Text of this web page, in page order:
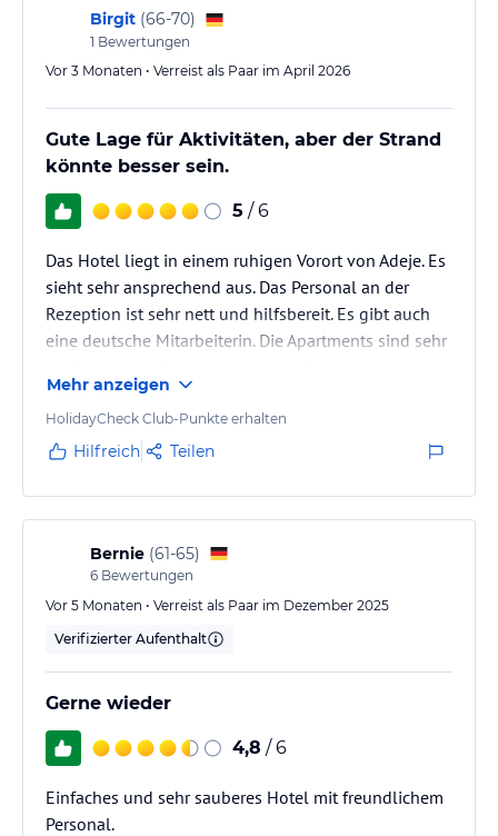
Kaffee ist allerdings nur an der Bar gegen Aufpreis
erhältlich.
Birgit (66-70)
1 Bewertungen
Vor 3 Monaten • Verreist als Paar im April 2026
Gute Lage für Aktivitäten, aber der Strand
könnte besser sein.
5 / 6
Das Hotel liegt in einem ruhigen Vorort von Adeje. Es
sieht sehr ansprechend aus. Das Personal an der
Rezeption ist sehr nett und hilfsbereit. Es gibt auch
eine deutsche Mitarbeiterin. Die Apartments sind sehr
Mehr anzeigen
HolidayCheck Club-Punkte erhalten
Hilfreich Teilen
Bernie (61-65)
6 Bewertungen
Vor 5 Monaten • Verreist als Paar im Dezember 2025
Verifizierter Aufenthalt
Gerne wieder
4,8 / 6
Einfaches und sehr sauberes Hotel mit freundlichem
Personal.